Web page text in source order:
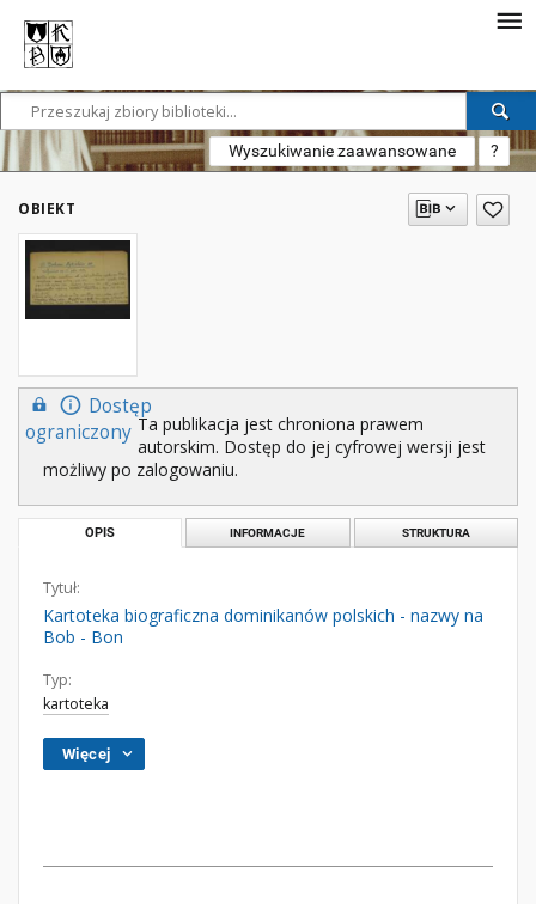
Wyszukiwanie zaawansowane ?
OBIEKT
Dostęp
ograniczony Ta publikacja jest chroniona prawem
autorskim. Dostęp do jej cyfrowej wersji jest
możliwy po zalogowaniu.
OPIS INFORMACJE STRUKTURA
Tytuł:
Kartoteka biograficzna dominikanów polskich - nazwy na
Bob - Bon
Typ:
kartoteka
Więcej